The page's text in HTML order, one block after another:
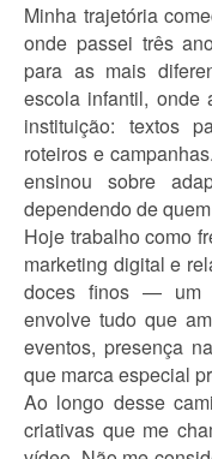
Minha trajetória
onde passei três
para as mais
escola infantil, onde
instituição: textos
roteiros e
ensinou sobre
dependendo de
Hoje trabalho como
marketing digital e
doces finos — um
envolve tudo que
eventos, presença
que marca especial
Ao longo desse
criativas que me